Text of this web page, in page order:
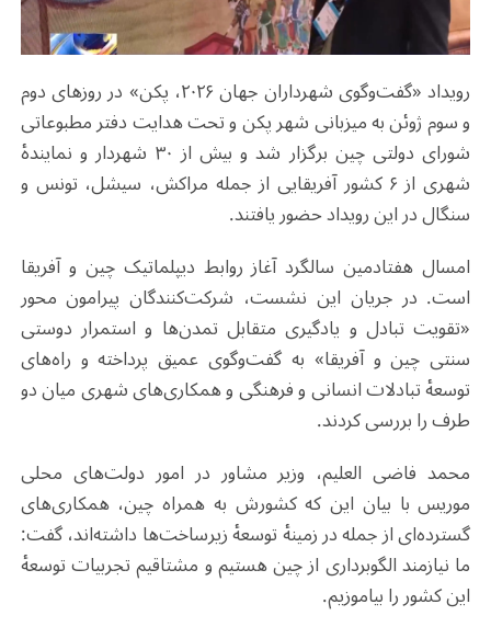
رویداد «گفت‌وگوی شهرداران جهان ۲۰۲۶، پکن» در روزهای دوم
و سوم ژوئن به میزبانی شهر پکن و تحت هدایت دفتر مطبوعاتی
شورای دولتی چین برگزار شد و بیش از ۳۰ شهردار و نمایندهٔ
شهری از ۶ کشور آفریقایی از جمله مراکش، سیشل، تونس و
سنگال در این رویداد حضور یافتند.
امسال هفتادمین سالگرد آغاز روابط دیپلماتیک چین و آفریقا
است. در جریان این نشست، شرکت‌کنندگان پیرامون محور
«تقویت تبادل و یادگیری متقابل تمدن‌ها و استمرار دوستی
سنتی چین و آفریقا» به گفت‌وگوی عمیق پرداخته و راه‌های
توسعهٔ تبادلات انسانی و فرهنگی و همکاری‌های شهری میان دو
طرف را بررسی کردند.
محمد فاضی العلیم، وزیر مشاور در امور دولت‌های محلی
موریس با بیان این که کشورش به همراه چین، همکاری‌های
گسترده‌ای از جمله در زمینهٔ توسعهٔ زیرساخت‌ها داشته‌اند، گفت:
ما نیازمند الگوبرداری از چین هستیم و مشتاقیم تجربیات توسعهٔ
این کشور را بیاموزیم.